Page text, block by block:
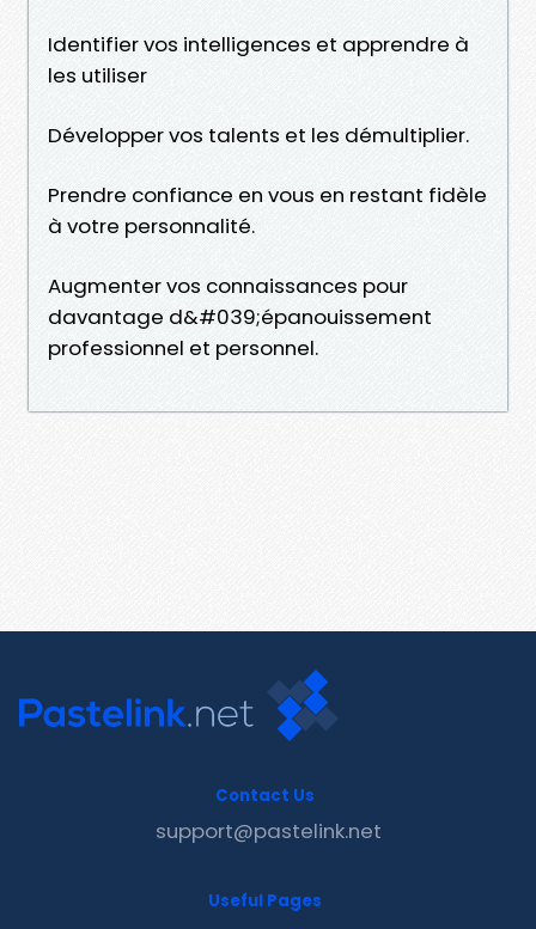
Identifier vos intelligences et apprendre à
les utiliser
Développer vos talents et les démultiplier.
Prendre confiance en vous en restant fidèle
à votre personnalité.
Augmenter vos connaissances pour
davantage d&#039;épanouissement
professionnel et personnel.
Contact Us
support@pastelink.net
Useful Pages